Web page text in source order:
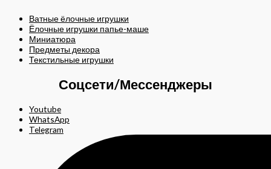
Ватные ёлочные игрушки
Ёлочные игрушки папье-маше
Миниатюра
Предметы декора
Текстильные игрушки
Соцсети/Мессенджеры
Youtube
WhatsApp
Telegram